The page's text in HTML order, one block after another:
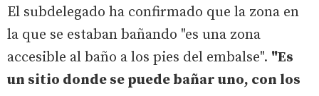
El subdelegado ha confirmado que la zona en
la que se estaban bañando "es una zona
accesible al baño a los pies del embalse". "Es
un sitio donde se puede bañar uno, con los